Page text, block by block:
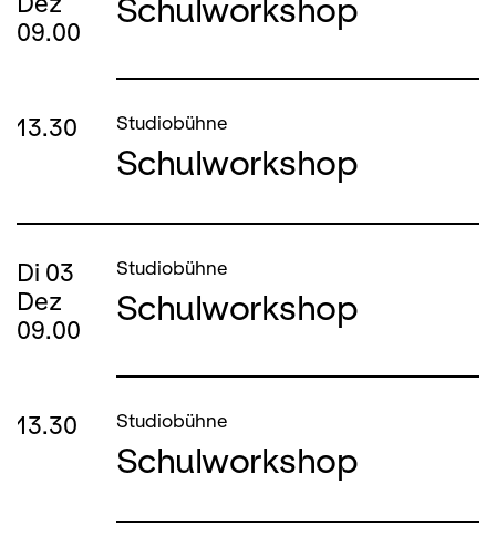
09.00
Schulworkshop
13.30 Studiobühne
Schulworkshop
Di 03
Dez
09.00
Studiobühne
Schulworkshop
13.30 Studiobühne
Schulworkshop